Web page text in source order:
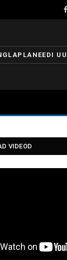
VIDEOD